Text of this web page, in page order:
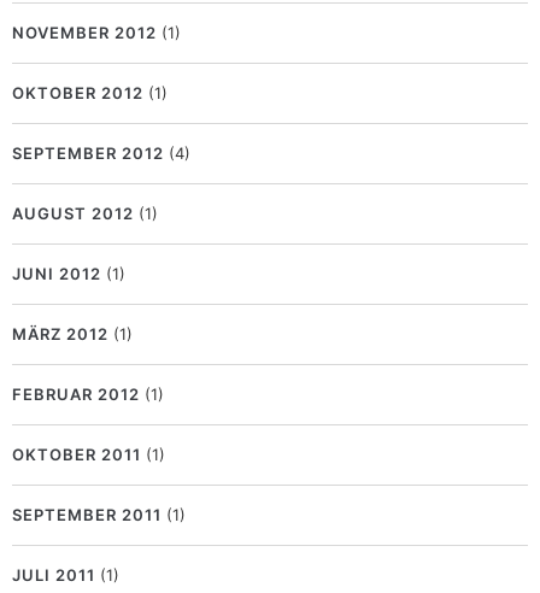
NOVEMBER 2012 (1)
OKTOBER 2012 (1)
SEPTEMBER 2012 (4)
AUGUST 2012 (1)
JUNI 2012 (1)
MÄRZ 2012 (1)
FEBRUAR 2012 (1)
OKTOBER 2011 (1)
SEPTEMBER 2011 (1)
JULI 2011 (1)